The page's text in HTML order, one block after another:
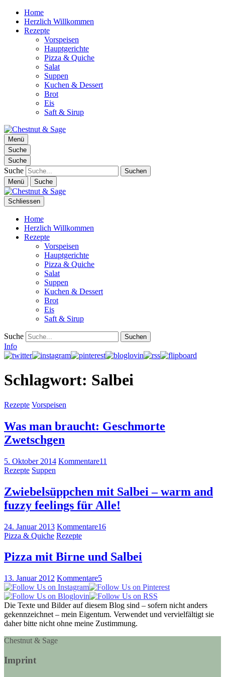
Home
Herzlich Willkommen
Rezepte
Vorspeisen
Hauptgerichte
Pizza & Quiche
Salat
Suppen
Kuchen & Dessert
Brot
Eis
Saft & Sirup
Chestnut & Sage
Foodblog | essen. trinken. genießen.
Menü
Suche
Suche
Suche
Menü Suche
Schliessen
Home
Herzlich Willkommen
Rezepte
Vorspeisen
Hauptgerichte
Pizza & Quiche
Salat
Suppen
Kuchen & Dessert
Brot
Eis
Saft & Sirup
Suche
Info
Schlagwort: Salbei
Rezepte Vorspeisen
Was man braucht: Geschmorte
Zwetschgen
5. Oktober 2014 Kommentare11
Rezepte Suppen
Zwiebelsüppchen mit Salbei – warm and
fuzzy feelings für Alle!
24. Januar 2013 Kommentare16
Pizza & Quiche Rezepte
Pizza mit Birne und Salbei
13. Januar 2012 Kommentare5
Die Texte und Bilder auf diesem Blog sind – sofern nicht anders
gekennzeichnet – mein Eigentum. Verwendet und vervielfältigt sie
daher bitte nicht ohne meine Zustimmung.
Chestnut & Sage
Imprint